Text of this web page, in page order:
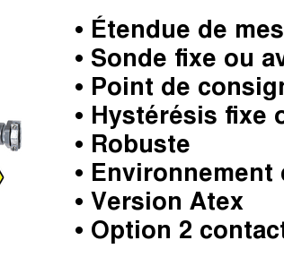
• Étendue de
• Sonde fixe ou
• Point de
• Hystérésis fixe
• Robuste
•
• Version Atex
• Option 2